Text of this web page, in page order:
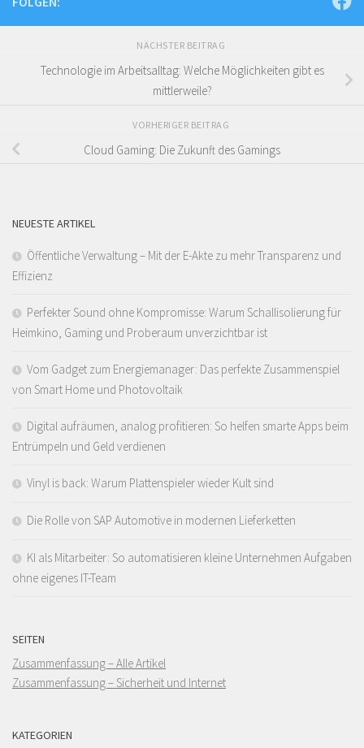
NÄCHSTER BEITRAG
Technologie im Arbeitsalltag: Welche Möglichkeiten gibt es
mittlerweile?
VORHERIGER BEITRAG
Cloud Gaming: Die Zukunft des Gamings
NEUESTE ARTIKEL
Öffentliche Verwaltung – Mit der E-Akte zu mehr Transparenz und
Effizienz
Perfekter Sound ohne Kompromisse: Warum Schallisolierung für
Heimkino, Gaming und Proberaum unverzichtbar ist
Vom Gadget zum Energiemanager: Das perfekte Zusammenspiel
von Smart Home und Photovoltaik
Digital aufräumen, analog profitieren: So helfen smarte Apps beim
Entrümpeln und Geld verdienen
Vinyl is back: Warum Plattenspieler wieder Kult sind
Die Rolle von SAP Automotive in modernen Lieferketten
KI als Mitarbeiter: So automatisieren kleine Unternehmen Aufgaben
ohne eigenes IT-Team
SEITEN
Zusammenfassung – Alle Artikel
Zusammenfassung – Sicherheit und Internet
KATEGORIEN